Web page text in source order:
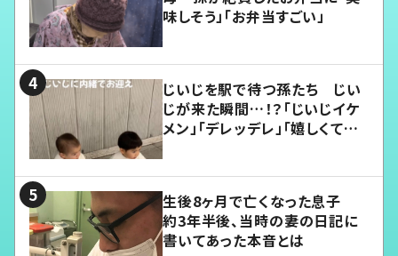
味しそう」「お弁当すごい」
じいじを駅で待つ孫たち じい
じが来た瞬間…！？「じいじイケ
メン」「デレッデレ」「嬉しくて可
生後8ヶ月で亡くなった息子
約3年半後、当時の妻の日記に
書いてあった本音とは